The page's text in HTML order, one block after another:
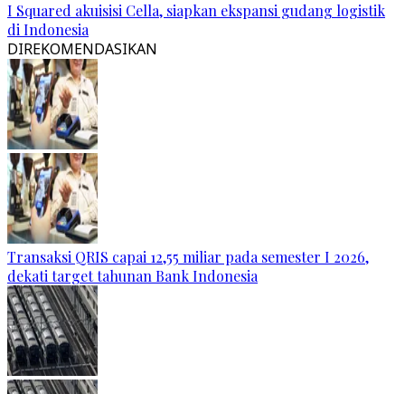
I Squared akuisisi Cella, siapkan ekspansi gudang logistik
di Indonesia
DIREKOMENDASIKAN
Transaksi QRIS capai 12,55 miliar pada semester I 2026,
dekati target tahunan Bank Indonesia